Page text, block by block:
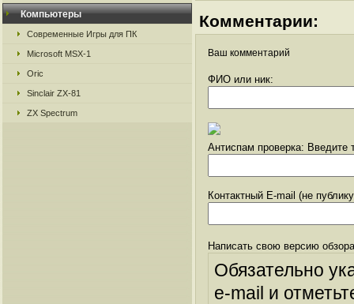
Компьютеры
Современные Игры для ПК
Microsoft MSX-1
Oric
Sinclair ZX-81
ZX Spectrum
Комментарии:
Ваш комментарий
ФИО или ник:
Антиспам проверка: Введите
Контактный E-mail (не
Написать свою версию
Обязательно
e-mail и